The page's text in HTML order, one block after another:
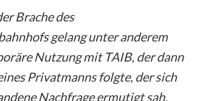
Brache des
gelang unter anderem
Nutzung mit TAIB, der dann
Privatmanns folgte, der sich
Nachfrage ermutigt sah.